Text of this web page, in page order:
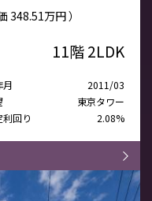
348.51万円 ）
11階2LDK
月
2011/03
東京タワー
利回り
2.08%